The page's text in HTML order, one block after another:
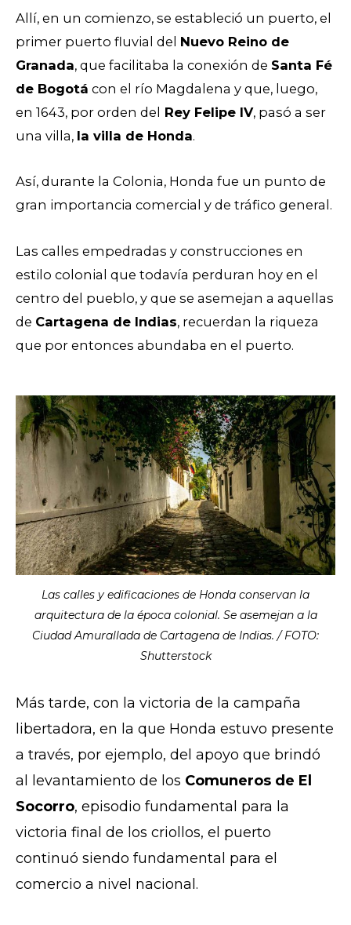
Allí, en un comienzo, se estableció un puerto, el
primer puerto fluvial del Nuevo Reino de
Granada, que facilitaba la conexión de Santa Fé
de Bogotá con el río Magdalena y que, luego,
en 1643, por orden del Rey Felipe IV, pasó a ser
una villa, la villa de Honda.
Así, durante la Colonia, Honda fue un punto de
gran importancia comercial y de tráfico general.
Las calles empedradas y construcciones en
estilo colonial que todavía perduran hoy en el
centro del pueblo, y que se asemejan a aquellas
de Cartagena de Indias, recuerdan la riqueza
que por entonces abundaba en el puerto.
Las calles y edificaciones de Honda conservan la
arquitectura de la época colonial. Se asemejan a la
Ciudad Amurallada de Cartagena de Indias. / FOTO:
Shutterstock
Más tarde, con la victoria de la campaña
libertadora, en la que Honda estuvo presente
a través, por ejemplo, del apoyo que brindó
al levantamiento de los Comuneros de El
Socorro, episodio fundamental para la
victoria final de los criollos, el puerto
continuó siendo fundamental para el
comercio a nivel nacional.